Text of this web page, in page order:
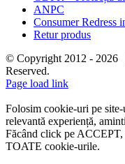
ANPC
Consumer Redress
Retur produs
© Copyright 2012 -
Reserved.
Page load link
Folosim cookie-uri pe
relevantă experiență,
Făcând click pe
TOATE cookie-urile.